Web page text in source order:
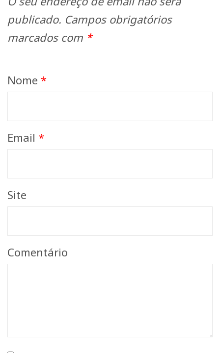
publicado. Campos obrigatórios
marcados com *
Nome *
Email *
Site
Comentário